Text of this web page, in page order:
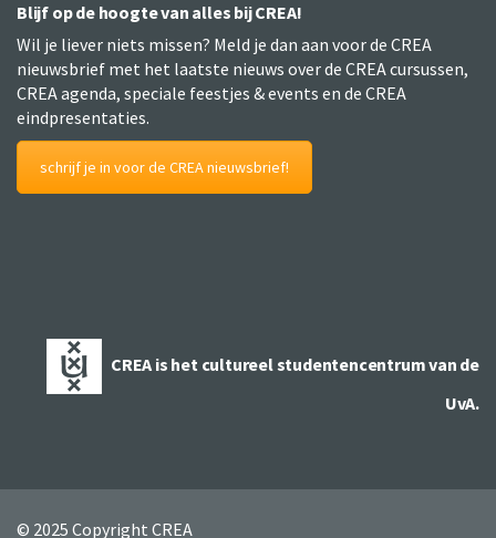
Blijf op de hoogte van alles bij CREA!
Wil je liever niets missen? Meld je dan aan voor de CREA
nieuwsbrief met het laatste nieuws over de CREA cursussen,
CREA agenda, speciale feestjes & events en de CREA
eindpresentaties.
schrijf je in voor de CREA nieuwsbrief!
CREA is het cultureel studentencentrum van de
UvA.
© 2025 Copyright CREA